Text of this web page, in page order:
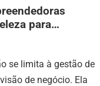
para
profissional
se limita à gestão de
de negócio. Ela